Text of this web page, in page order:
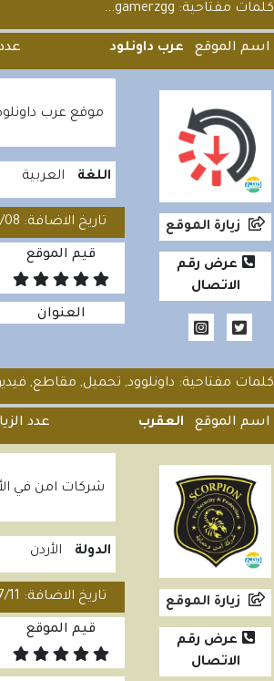
كلمات مفتاحية: gamerzgg...
اسم الموقع عرب داونلود
زيارة الموقع
عرض رقم
الاتصال
موقع عرب
اللغة العربية
تاريخ الاضافة: 2021/03/08
قيم الموقع
العنوان
كلمات مفتاحية: داونلوود, تحميل, مقاطع,
اسم الموقع العقرب عدد
زيارة الموقع
عرض رقم
الاتصال
شركات امن في
الدولة الأردن
تاريخ الاضافة: 2020/07/11
قيم الموقع